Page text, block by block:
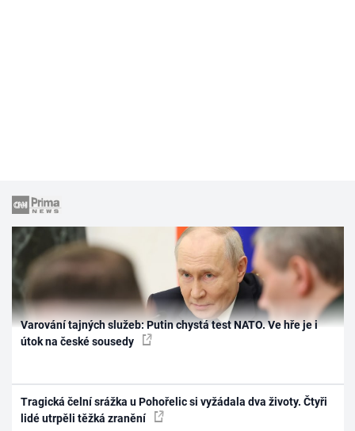
Varování tajných služeb: Putin chystá test NATO. Ve hře je i
útok na české sousedy
Tragická čelní srážka u Pohořelic si vyžádala dva životy. Čtyři
lidé utrpěli těžká zranění